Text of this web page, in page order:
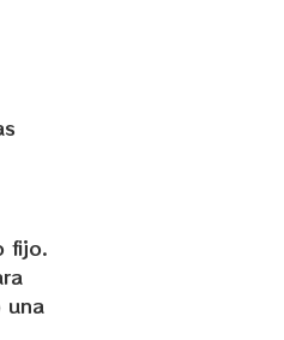
fijo.
una